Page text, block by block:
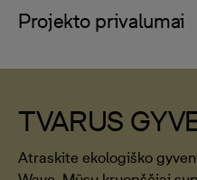
Projekto privalumai
TVARUS
Atraskite ekologiško